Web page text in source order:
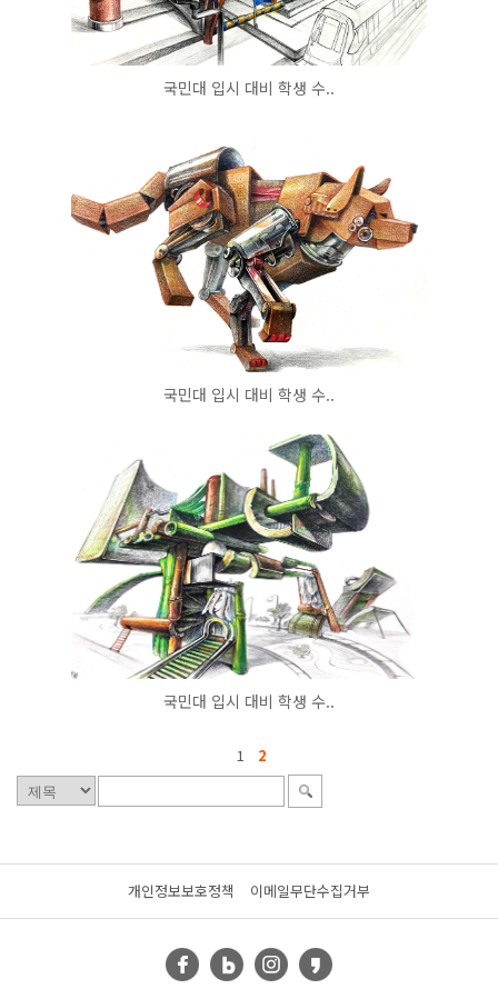
국민대 입시 대비 학생 수..
국민대 입시 대비 학생 수..
국민대 입시 대비 학생 수..
1 2
개인정보보호정책 이메일무단수집거부